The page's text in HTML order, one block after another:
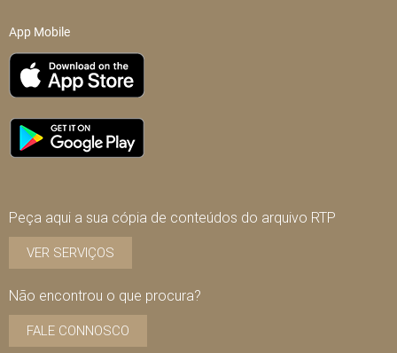
App Mobile
Peça aqui a sua cópia de conteúdos do arquivo RTP
VER SERVIÇOS
Não encontrou o que procura?
FALE CONNOSCO